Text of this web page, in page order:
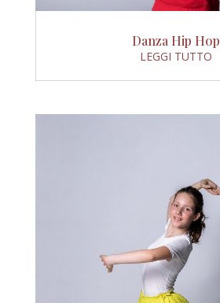
Danza Hip Hop
LEGGI TUTTO